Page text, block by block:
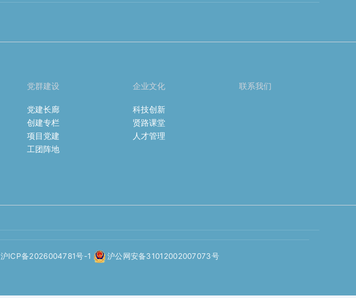
党群建设
党建长廊
创建专栏
项目党建
工团阵地
企业文化
科技创新
贤路课堂
人才管理
联系我们
沪ICP备2026004781号-1 沪公网安备31012002007073号